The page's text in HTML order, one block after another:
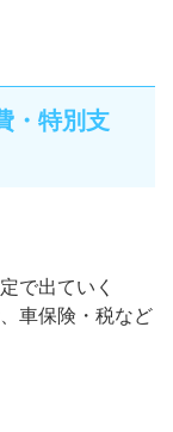
・特別支
で出ていく
車保険・税など